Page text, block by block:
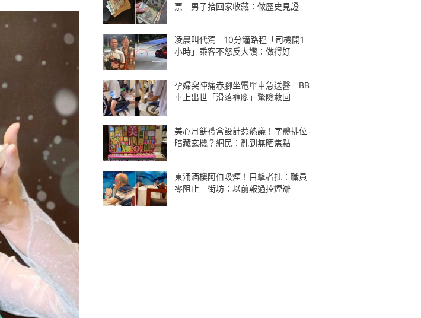
票 男子拾回家收藏：做歷史見證
凌晨叫代駕 10分鐘路程「司機開1
小時」乘客不怒反大讚：做得好
孕婦突陣痛赤腳坐電單車急送醫 BB
車上出世「滑落褲腳」驚險救回
美心月餅禮盒設計惹熱議！字體排位
暗藏玄機？網民：亂到無晒焦點
東涌酒樓阿伯吸煙！目擊者批：職員
零阻止 街坊：以前報過控煙辦